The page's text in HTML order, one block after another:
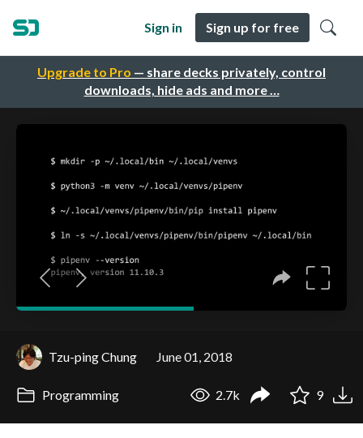
Upgrade to Pro — share decks privately, control
downloads, hide ads and more …
Sign in Sign up for free
Tzu-ping Chung June 01, 2018
Programming 2.7k 9